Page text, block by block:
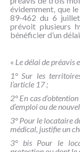
évidemment, que
89-462 du 6
prévoit plusieurs
bénéficier d’un
« Le délai de préavis
1° Sur les
l’article 17 ;
2° En cas
d’emploi ou de
3° Pour le locataire
médical, justifie un
3° bis Pour le